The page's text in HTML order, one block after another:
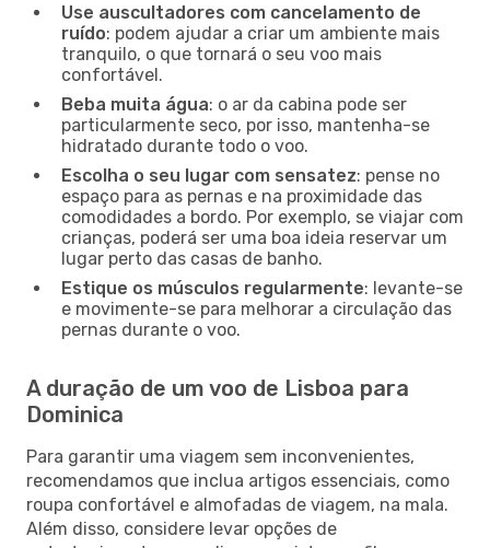
Use auscultadores com cancelamento de
ruído: podem ajudar a criar um ambiente mais
tranquilo, o que tornará o seu voo mais
confortável.
Beba muita água: o ar da cabina pode ser
particularmente seco, por isso, mantenha-se
hidratado durante todo o voo.
Escolha o seu lugar com sensatez: pense no
espaço para as pernas e na proximidade das
comodidades a bordo. Por exemplo, se viajar com
crianças, poderá ser uma boa ideia reservar um
lugar perto das casas de banho.
Estique os músculos regularmente: levante-se
e movimente-se para melhorar a circulação das
pernas durante o voo.
A duração de um voo de Lisboa para
Dominica
Para garantir uma viagem sem inconvenientes,
recomendamos que inclua artigos essenciais, como
roupa confortável e almofadas de viagem, na mala.
Além disso, considere levar opções de